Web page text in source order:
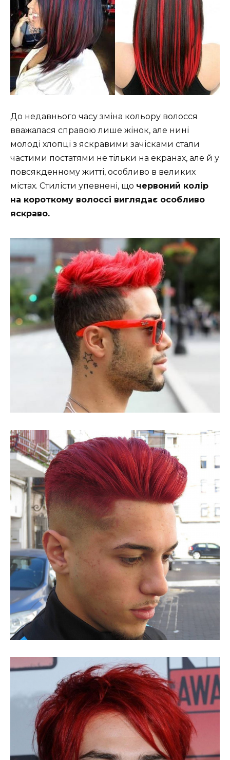
До недавнього часу зміна кольору волосся
вважалася справою лише жінок, але нині
молоді хлопці з яскравими зачісками стали
частими постатями не тільки на екранах, але й у
повсякденному житті, особливо в великих
містах. Стилісти упевнені, що червоний колір
на короткому волоссі виглядає особливо
яскраво.